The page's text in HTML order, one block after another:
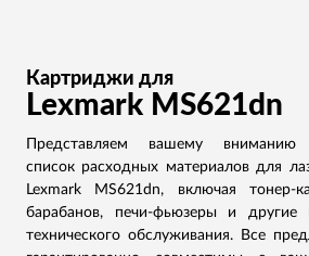
Картриджи для
Lexmark MS621dn
Представляем вашему вниманию
список расходных материалов для
Lexmark MS621dn, включая тонер-
барабанов, печи-фьюзеры и другие
технического обслуживания. Все